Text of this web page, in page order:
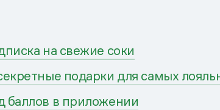
на свежие соки
подарки для самых
баллов в приложении